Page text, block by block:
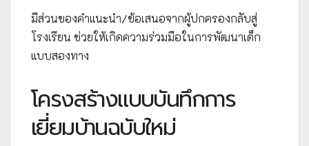
มีส่วนของคำแนะนำ/ข้อเสนอจากผู้ปกครองกลับสู่
โรงเรียน ช่วยให้เกิดความร่วมมือในการพัฒนาเด็ก
แบบสองทาง
โครงสร้างแบบบันทึกการ
เยี่ยมบ้านฉบับใหม่